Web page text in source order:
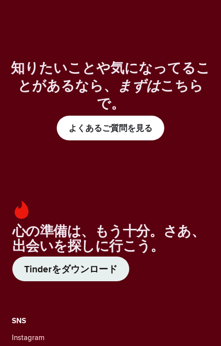
知りたいことや気になってるこ
とがあるなら、
まずはこちら
で。
よくあるご質問を見る
心の準備は、もう十分。さあ、
出会いを探しに行こう。
Tinderをダウンロード
SNS
Instagram